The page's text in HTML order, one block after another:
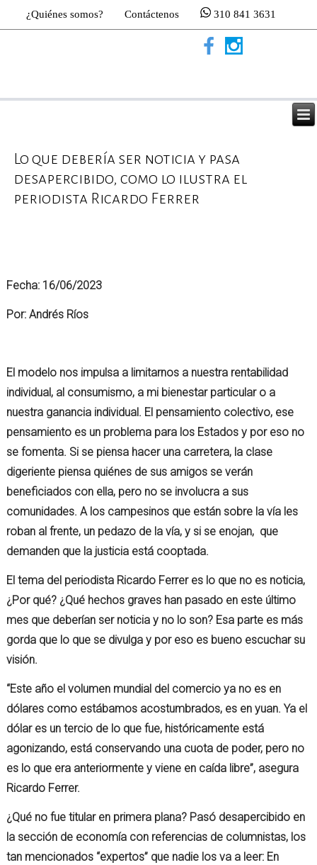
¿Quiénes somos? Contáctenos 310 841 3631
Lo que debería ser noticia y pasa
desapercibido, como lo ilustra el
periodista Ricardo Ferrer
Fecha: 16/06/2023
Por: Andrés Ríos
El modelo nos impulsa a limitarnos a nuestra rentabilidad
individual, al consumismo, a mi bienestar particular o a
nuestra ganancia individual. El pensamiento colectivo, ese
pensamiento es un problema para los Estados y por eso no
se fomenta. Si se piensa hacer una carretera, la clase
digeriente piensa quiénes de sus amigos se verán
beneficiados con ella, pero no se involucra a sus
comunidades. A los campesinos que están sobre la vía les
roban al frente, un pedazo de la vía, y si se enojan, que
demanden que la justicia está cooptada.
El tema del periodista Ricardo Ferrer es lo que no es noticia,
¿Por qué? ¿Qué hechos graves han pasado en este último
mes que deberían ser noticia y no lo son? Esa parte es más
gorda que lo que se divulga y por eso es bueno escuchar su
visión.
“Este año el volumen mundial del comercio ya no es en
dólares como estábamos acostumbrados, es en yuan. Ya el
dólar es un tercio de lo que fue, históricamente está
agonizando, está conservando una cuota de poder, pero no
es lo que era anteriormente y viene en caída libre”, asegura
Ricardo Ferrer.
¿Qué no fue titular en primera plana? Pasó desapercibido en
la sección de economía con referencias de columnistas, los
tan mencionados “expertos” que nadie los va a leer: En